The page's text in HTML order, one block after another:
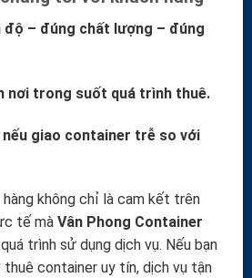
độ – đúng chất lượng – đúng
nơi trong suốt quá trình thuê.
giao container trễ so với
hàng không chỉ là cam kết trên
tế mà Vân Phong Container
trình sử dụng dịch vụ. Nếu bạn
container uy tín, dịch vụ tận